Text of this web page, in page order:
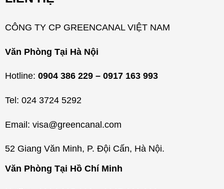
ụ
CÔNG TY CP GREENCANAL VIỆT NAM
Văn Phòng Tại Hà Nội
Hotline: 0904 386 229 – 0917 163 993
Tel: 024 3724 5292
Email: visa@greencanal.com
52 Giang Văn Minh, P. Đội Cấn, Hà Nội.
Văn Phòng Tại Hồ Chí Minh